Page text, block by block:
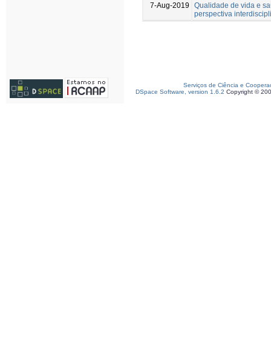
7-Aug-2019
Qualidade de vida e
perspectiva
Serviços de Ciência e
DSpace Software, version 1.6.2 Copyright ©